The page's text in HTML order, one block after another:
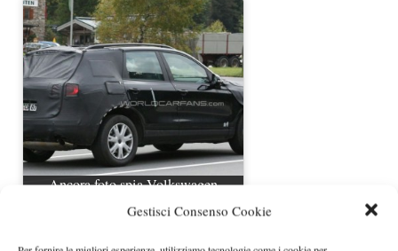
Gestisci Consenso Cookie
Ancora foto spia Volkswagen